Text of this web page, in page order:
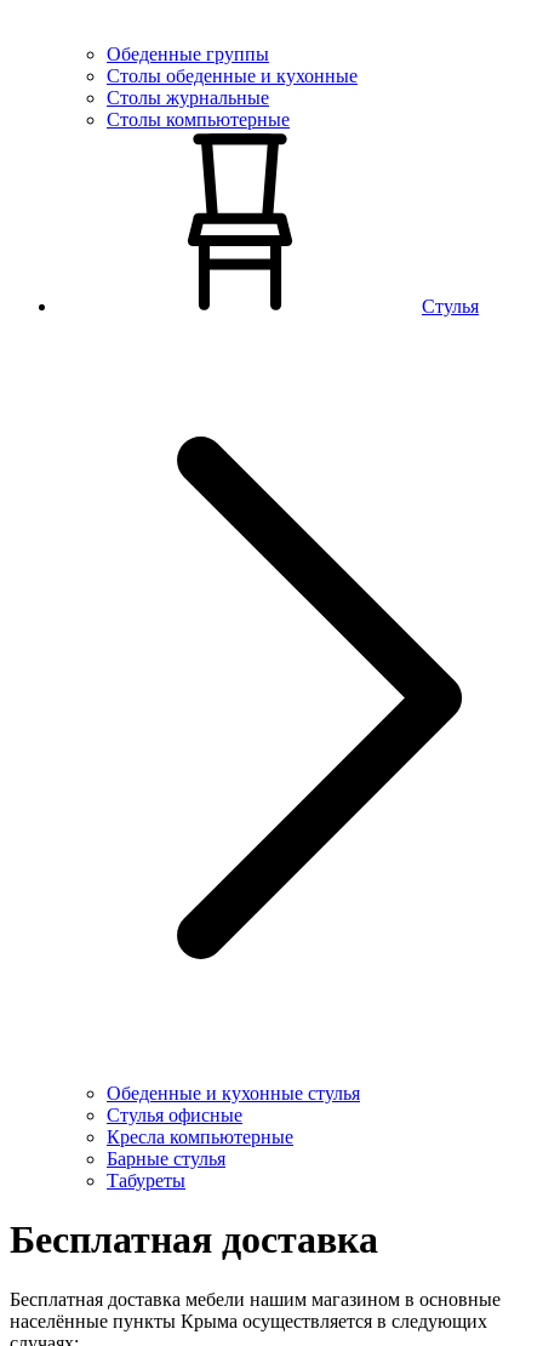
Обеденные группы
Столы обеденные и кухонные
Столы журнальные
Столы компьютерные
Стулья
Обеденные и кухонные стулья
Стулья офисные
Кресла компьютерные
Барные стулья
Табуреты
Бесплатная доставка
Бесплатная доставка мебели нашим магазином в основные
населённые пункты Крыма осуществляется в следующих